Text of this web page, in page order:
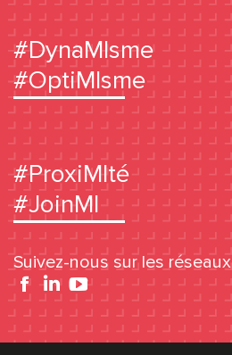
#DynaMIsme
#OptiMIsme
#ProxiMIté
#JoinMI
Suivez-nous sur les réseaux
FacebookYouTube